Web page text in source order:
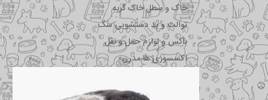
خاک و سطل خاک گربه
توالت و پد دستشویی سگ
باکس و لوازم حمل و نقل
اکسسوری ها مدرن